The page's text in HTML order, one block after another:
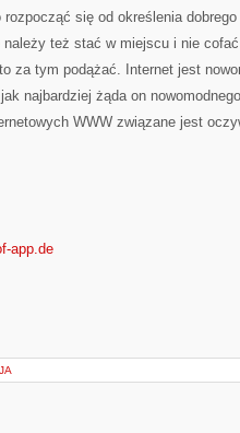
się od określenia
należy też stać w miejscu i nie
za tym podążać. Internet jest
najbardziej żąda on
WWW związane jest
app.de